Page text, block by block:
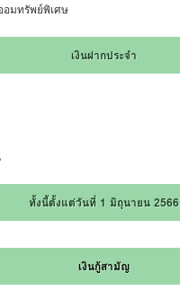
อมทรัพย์พิเศษ
เงินฝากประจำ
ทั้งนี้ตั้งแต่วันที่ 1 มิถุนายน 2566
เงินกู้สามัญ